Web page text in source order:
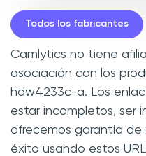
Todos los fabricantes
Camlytics no tiene
asociación con los
hdw4233c-a. Los
estar incompletos, ser
ofrecemos garantía
éxito usando estos